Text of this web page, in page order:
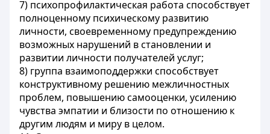
7) психопрофилактическая работа способствует
полноценному психическому развитию
личности, своевременному предупреждению
возможных нарушений в становлении и
развитии личности получателей услуг;
8) группа взаимоподдержки способствует
конструктивному решению межличностных
проблем, повышению самооценки, усилению
чувства эмпатии и близости по отношению к
другим людям и миру в целом.